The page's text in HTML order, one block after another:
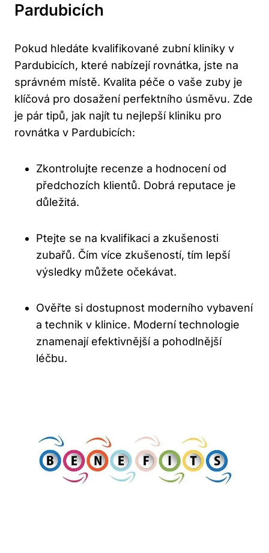
Pardubicích
Pokud hledáte kvalifikované zubní kliniky v
Pardubicích, které nabízejí rovnátka, jste na
správném místě. Kvalita péče o vaše zuby je
klíčová pro dosažení perfektního úsměvu. Zde
je pár tipů, jak najít tu nejlepší kliniku pro
rovnátka v Pardubicích:
Zkontrolujte recenze a hodnocení od
předchozích klientů. Dobrá reputace je
důležitá.
Ptejte se na kvalifikaci a zkušenosti
zubařů. Čím více zkušeností, tím lepší
výsledky můžete očekávat.
Ověřte si dostupnost moderního vybavení
a technik v klinice. Moderní technologie
znamenají efektivnější a pohodlnější
léčbu.